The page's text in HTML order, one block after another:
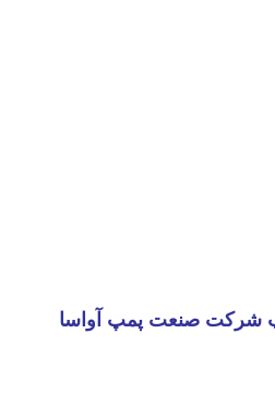
شرکت صنعت پمپ آواسا